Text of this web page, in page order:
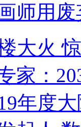
师用
大火
家：
年度